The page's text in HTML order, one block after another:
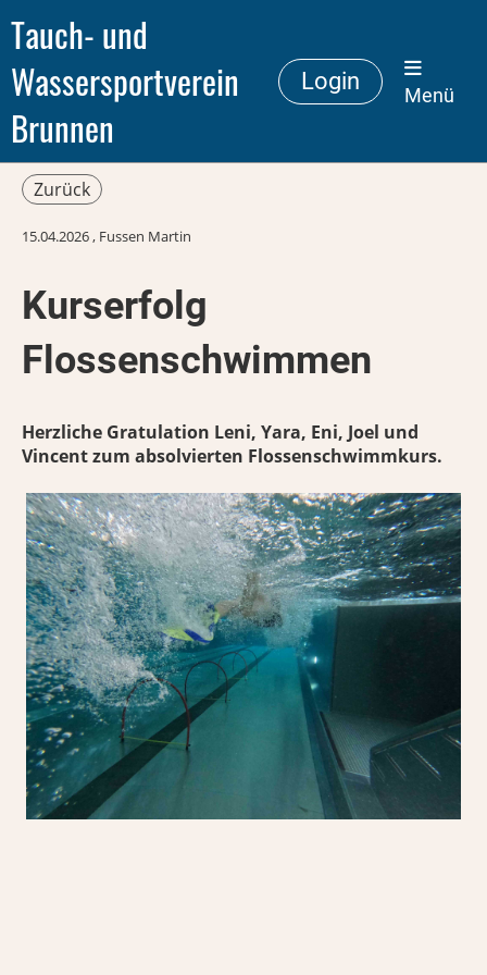
Tauch- und
Wassersportverein
Brunnen
Login
Menü
Zurück
15.04.2026, Fussen Martin
Kurserfolg
Flossenschwimmen
Herzliche Gratulation Leni, Yara, Eni, Joel und
Vincent zum absolvierten Flossenschwimmkurs.